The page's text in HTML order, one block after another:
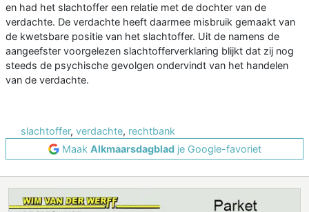
en had het slachtoffer een relatie met de dochter van de
verdachte. De verdachte heeft daarmee misbruik gemaakt van
de kwetsbare positie van het slachtoffer. Uit de namens de
aangeefster voorgelezen slachtofferverklaring blijkt dat zij nog
steeds de psychische gevolgen ondervindt van het handelen
van de verdachte.
slachtoffer, verdachte, rechtbank
Maak Alkmaarsdagbladje Google-favoriet